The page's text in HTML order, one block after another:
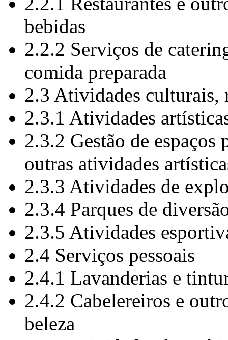
bebidas
2.2.2 Serviços de
comida preparada
2.3 Atividades culturais,
2.3.1 Atividades
2.3.2 Gestão de espaços
outras atividades
2.3.3 Atividades de
2.3.4 Parques de
2.3.5 Atividades
2.4 Serviços pessoais
2.4.1 Lavanderias e
2.4.2 Cabelereiros e
beleza